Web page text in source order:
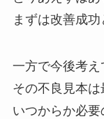
まずは改善成
一方で今後考
その不良見本
いつからか必